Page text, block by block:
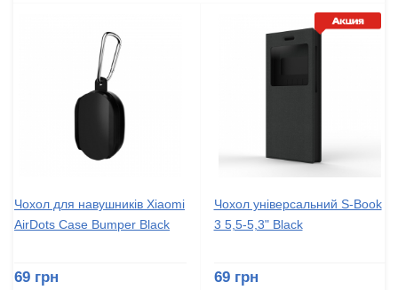
Чохол для навушників Xiaomi
AirDots Case Bumper Black
69 грн
Чохол універсальний S-Book
3 5,5-5,3" Black
69 грн